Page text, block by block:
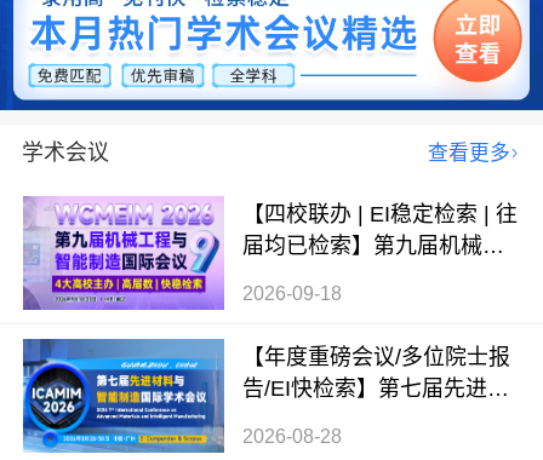
学术会议 查看更多
【四校联办 | EI稳定检索 | 往
届均已检索】第九届机械工
2026-09-18
【年度重磅会议/多位院士报
告/EI快检索】第七届先进材
2026-08-28